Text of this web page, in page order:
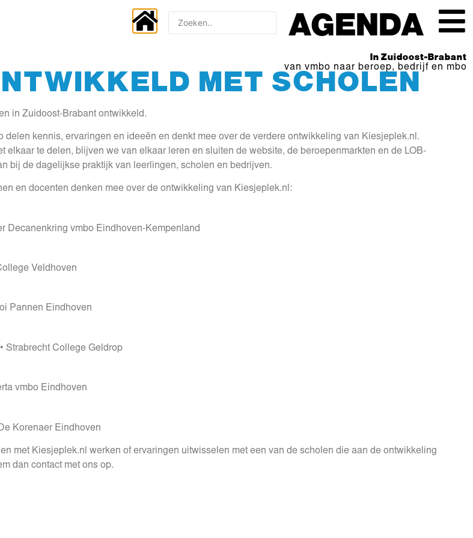
MET SCHOLEN
in Zuidoost-Brabant ontwikkeld.
delen kennis, ervaringen en ideeën en denkt mee over de verdere ontwikkeling van Kiesjeplek.nl.
elkaar te delen, blijven we van elkaar leren en sluiten de website, de beroepenmarkten en de LOB-
bij de dagelijkse praktijk van leerlingen, scholen en bedrijven.
en docenten denken mee over de ontwikkeling van Kiesjeplek.nl:
Decanenkring vmbo Eindhoven-Kempenland
Veldhoven
Pannen Eindhoven
Strabrecht College Geldrop
vmbo Eindhoven
Korenaer Eindhoven
met Kiesjeplek.nl werken of ervaringen uitwisselen met een van de scholen die aan de ontwikkeling
dan contact met ons op.
AGENDA
In Zuidoost-Brabant
van vmbo naar beroep, bedrijf en mbo